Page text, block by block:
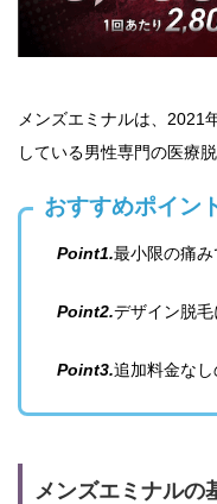
メンズエミナルは、2021
している男性専門の医療
おすすめポイン
Point1.最小限の痛
Point2.デザイン脱
Point3.追加料金な
メンズエミナルの